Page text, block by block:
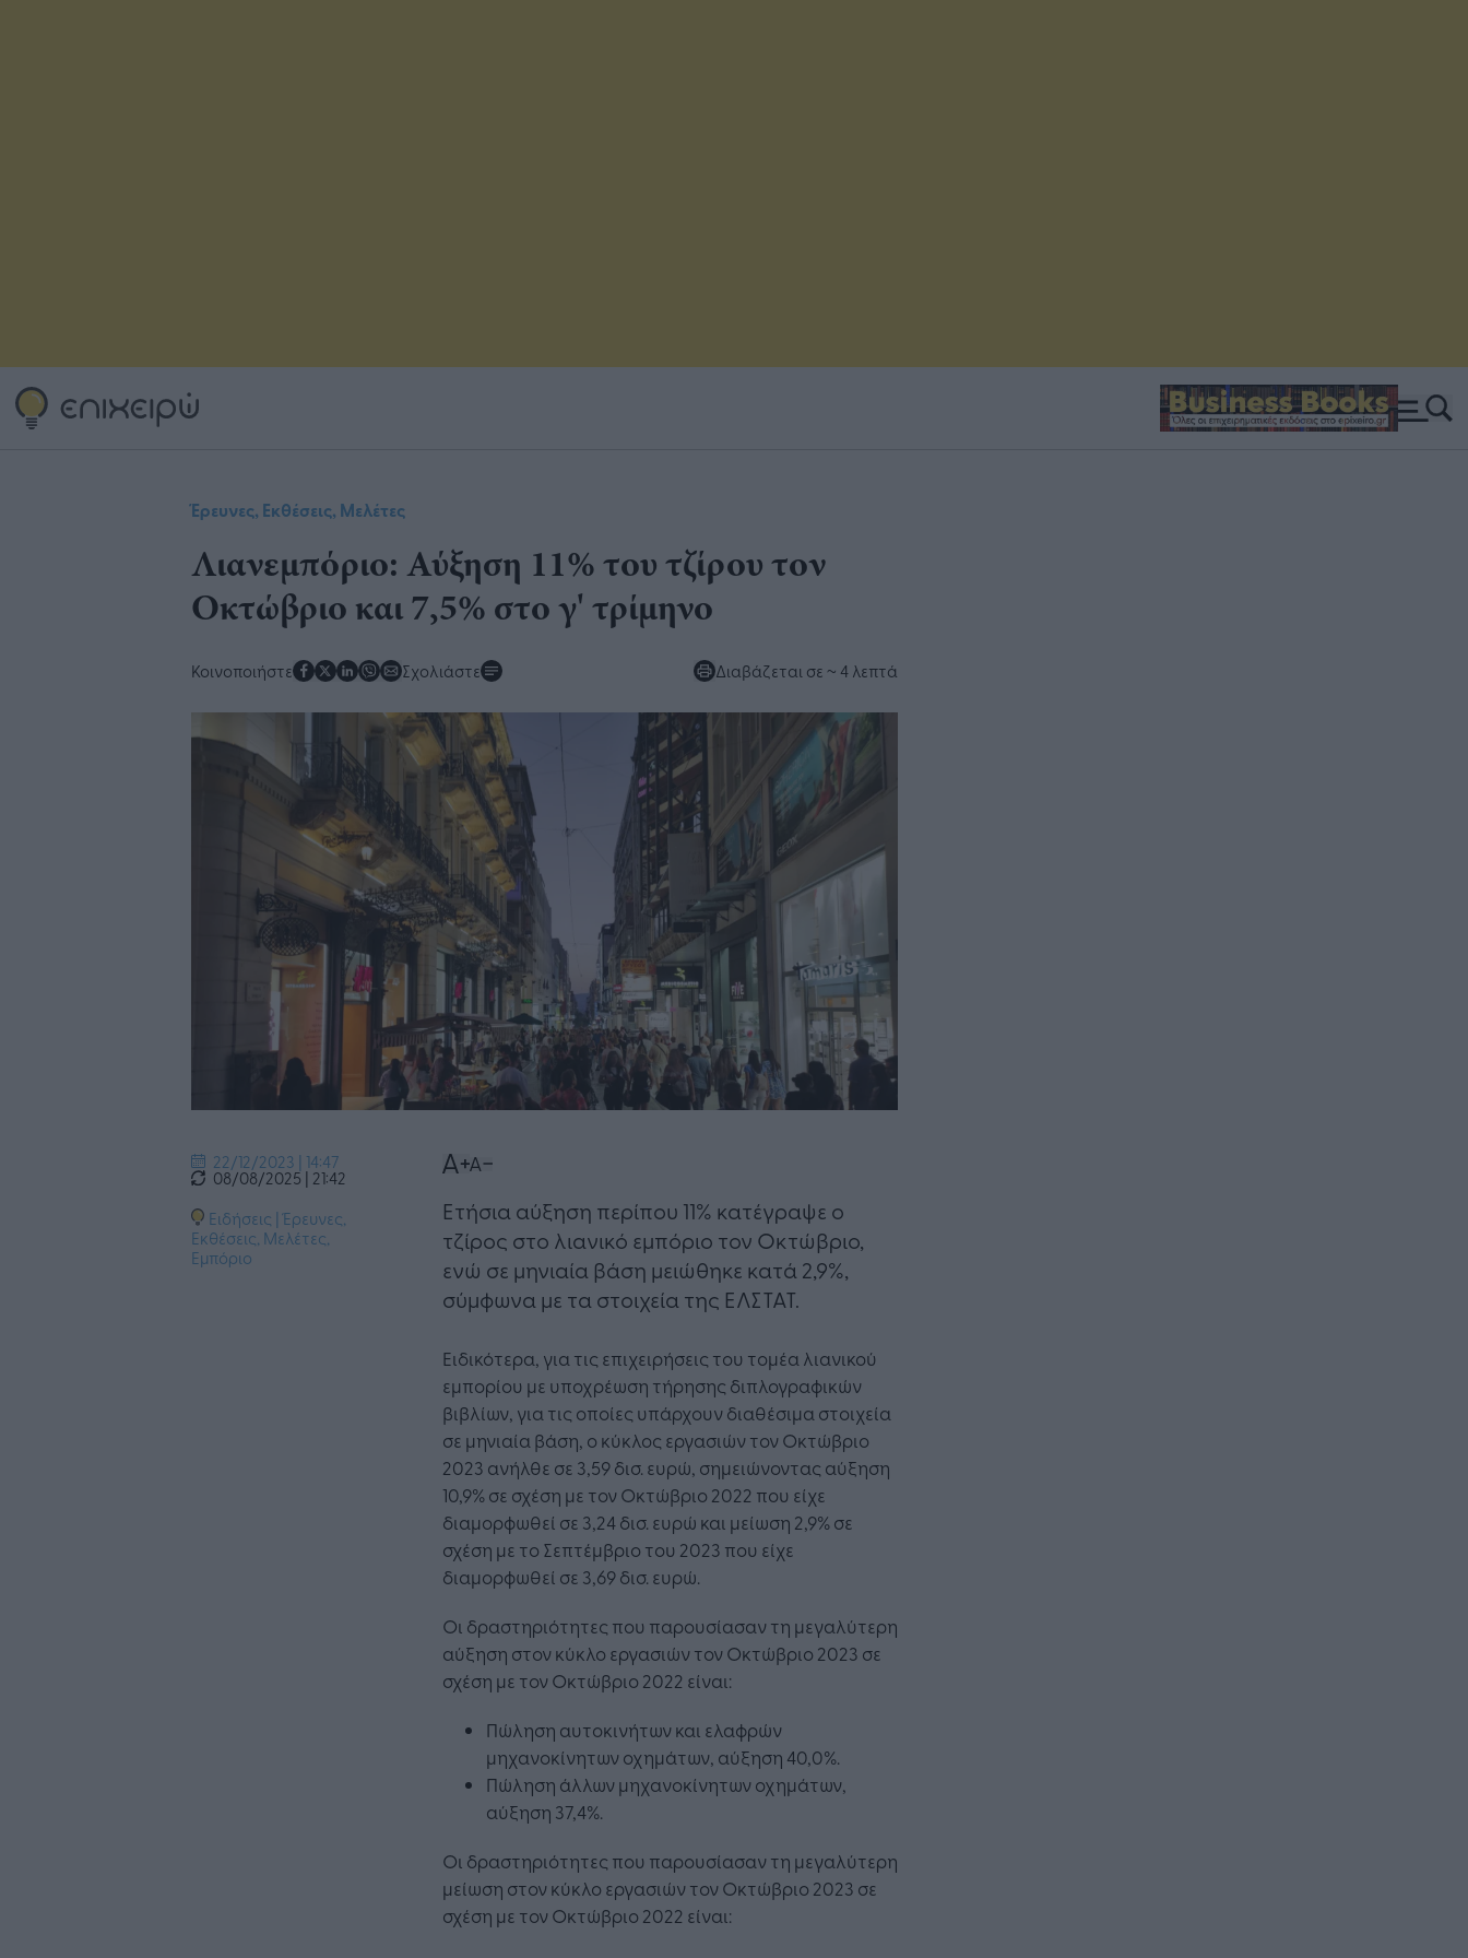
Έρευνες, Εκθέσεις, Μελέτες
Λιανεμπόριο: Αύξηση 11% του τζίρου τον
Οκτώβριο και 7,5% στο γ' τρίμηνο
Κοινοποιήστε Σχολιάστε Διαβάζεται σε ~ 4 λεπτά
22/12/2023 | 14:47
08/08/2025 | 21:42
Ειδήσεις |Έρευνες,
Εκθέσεις, Μελέτες,
Εμπόριο
Ετήσια αύξηση περίπου 11% κατέγραψε ο
τζίρος στο λιανικό εμπόριο τον Οκτώβριο,
ενώ σε μηνιαία βάση μειώθηκε κατά 2,9%,
σύμφωνα με τα στοιχεία της ΕΛΣΤΑΤ.
Ειδικότερα, για τις επιχειρήσεις του τομέα λιανικού
εμπορίου με υποχρέωση τήρησης διπλογραφικών
βιβλίων, για τις οποίες υπάρχουν διαθέσιμα στοιχεία
σε μηνιαία βάση, ο κύκλος εργασιών τον Οκτώβριο
2023 ανήλθε σε 3,59 δισ. ευρώ, σημειώνοντας αύξηση
10,9% σε σχέση με τον Οκτώβριο 2022 που είχε
διαμορφωθεί σε 3,24 δισ. ευρώ και μείωση 2,9% σε
σχέση με το Σεπτέμβριο του 2023 που είχε
διαμορφωθεί σε 3,69 δισ. ευρώ.
Οι δραστηριότητες που παρουσίασαν τη μεγαλύτερη
αύξηση στον κύκλο εργασιών τον Οκτώβριο 2023 σε
σχέση με τον Οκτώβριο 2022 είναι:
Πώληση αυτοκινήτων και ελαφρών
μηχανοκίνητων οχημάτων, αύξηση 40,0%.
Πώληση άλλων μηχανοκίνητων οχημάτων,
αύξηση 37,4%.
Οι δραστηριότητες που παρουσίασαν τη μεγαλύτερη
μείωση στον κύκλο εργασιών τον Οκτώβριο 2023 σε
σχέση με τον Οκτώβριο 2022 είναι: